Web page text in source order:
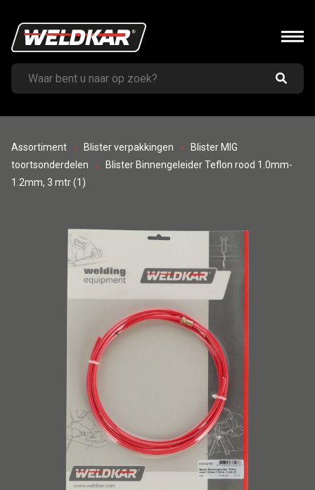
Assortiment Blister verpakkingen
Blister MIG
toortsonderdelen
Blister Binnengeleider Teflon rood 1.0mm-
1.2mm, 3 mtr (1)